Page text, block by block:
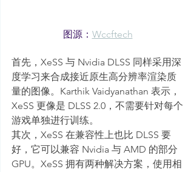
图源： Wccftech
首先，XeSS 与 Nvidia DLSS 同样采用深
度学习来合成接近原生高分辨率渲染质
量的图像。Karthik Vaidyanathan 表示，
XeSS 更像是 DLSS 2.0，不需要针对每个
游戏单独进行训练。
其次，XeSS 在兼容性上也比 DLSS 要
好，它可以兼容 Nvidia 与 AMD 的部分
GPU。XeSS 拥有两种解决方案，使用相